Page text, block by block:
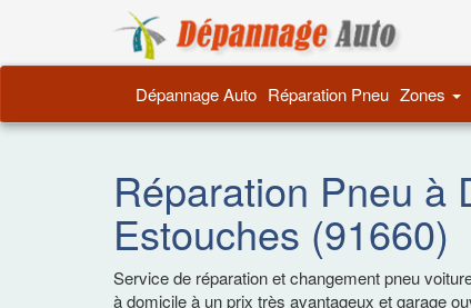
Dépannage Auto Réparation Pneu Zones
Réparation Pneu à
Estouches (91660)
Service de réparation et changement pneu
à domicile à un prix très avantageux et garage